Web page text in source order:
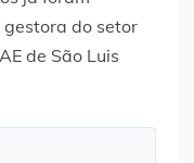
do setor
de São Luis